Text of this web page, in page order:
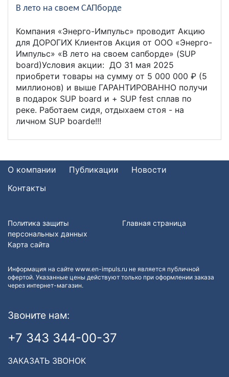
В лето на своем САПборде
Компания «Энерго-Импульс» проводит Акцию
для ДОРОГИХ Клиентов Акция от ООО «Энерго-
Импульс» «В лето на своем сапборде» (SUP
board)Условия акции: ДО 31 мая 2025
приобрети товары на сумму от 5 000 000 ₽ (5
миллионов) и выше ГАРАНТИРОВАННО получи
в подарок SUP board и + SUP fest сплав по
реке. Работаем сидя, отдыхаем стоя - на
личном SUP boardе!!!
О компании Публикации
Новости
Контакты
Политика защиты
персональных данных
Карта сайта
Главная страница
Информация на сайте www.en-impuls.ru не является публичной
офертой. Указанные цены действуют только при оформлении заказа
через интернет-магазин.
Звоните нам:
+7 343 344-00-37
ЗАКАЗАТЬ ЗВОНОК